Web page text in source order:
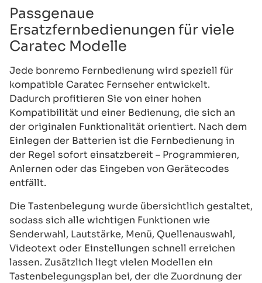
Passgenaue
Ersatzfernbedienungen für viele
Caratec Modelle
Jede bonremo Fernbedienung wird speziell für
kompatible Caratec Fernseher entwickelt.
Dadurch profitieren Sie von einer hohen
Kompatibilität und einer Bedienung, die sich an
der originalen Funktionalität orientiert. Nach dem
Einlegen der Batterien ist die Fernbedienung in
der Regel sofort einsatzbereit – Programmieren,
Anlernen oder das Eingeben von Gerätecodes
entfällt.
Die Tastenbelegung wurde übersichtlich gestaltet,
sodass sich alle wichtigen Funktionen wie
Senderwahl, Lautstärke, Menü, Quellenauswahl,
Videotext oder Einstellungen schnell erreichen
lassen. Zusätzlich liegt vielen Modellen ein
Tastenbelegungsplan bei, der die Zuordnung der